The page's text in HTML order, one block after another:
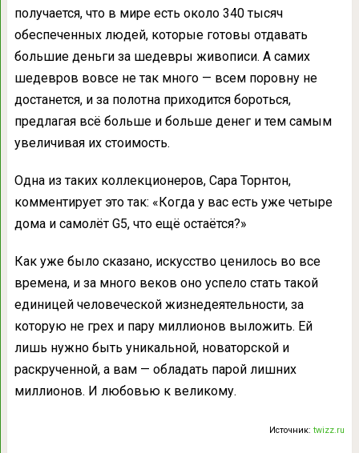
получается, что в мире есть около 340 тысяч
обеспеченных людей, которые готовы отдавать
большие деньги за шедевры живописи. А самих
шедевров вовсе не так много — всем поровну не
достанется, и за полотна приходится бороться,
предлагая всё больше и больше денег и тем самым
увеличивая их стоимость.
Одна из таких коллекционеров, Сара Торнтон,
комментирует это так: «Когда у вас есть уже четыре
дома и самолёт G5, что ещё остаётся?»
Как уже было сказано, искусство ценилось во все
времена, и за много веков оно успело стать такой
единицей человеческой жизнедеятельности, за
которую не грех и пару миллионов выложить. Ей
лишь нужно быть уникальной, новаторской и
раскрученной, а вам — обладать парой лишних
миллионов. И любовью к великому.
Источник:twizz.ru